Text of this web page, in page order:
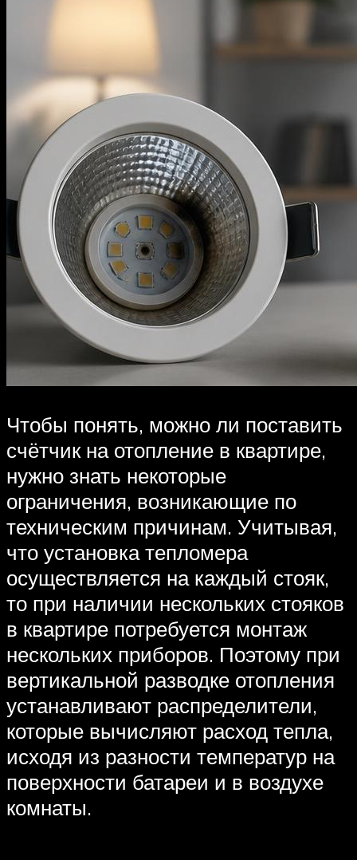
Чтобы понять, можно ли поставить
счётчик на отопление в квартире,
нужно знать некоторые
ограничения, возникающие по
техническим причинам. Учитывая,
что установка тепломера
осуществляется на каждый стояк,
то при наличии нескольких стояков
в квартире потребуется монтаж
нескольких приборов. Поэтому при
вертикальной разводке отопления
устанавливают распределители,
которые вычисляют расход тепла,
исходя из разности температур на
поверхности батареи и в воздухе
комнаты.